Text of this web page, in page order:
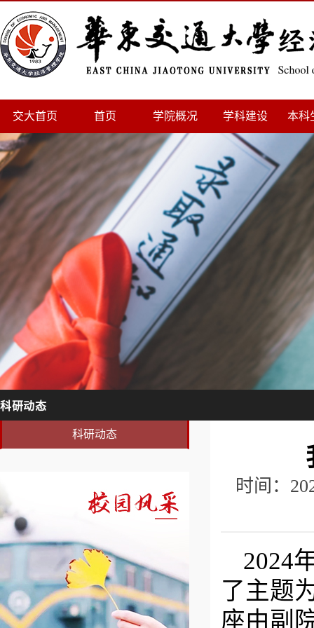
交大首页 首页 学院概况 学科建设 本科
科研动态
科研动态
时间：
2024
了主题
座由副